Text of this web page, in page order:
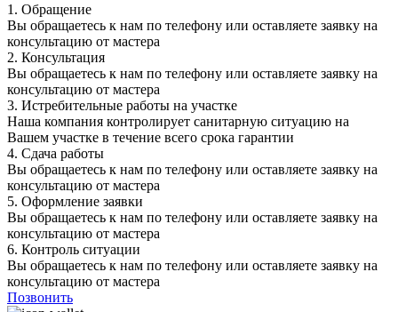
1. Обращение
Вы обращаетесь к нам по телефону или оставляете заявку на
консультацию от мастера
2. Консультация
Вы обращаетесь к нам по телефону или оставляете заявку на
консультацию от мастера
3. Истребительные работы на участке
Наша компания контролирует санитарную ситуацию на
Вашем участке в течение всего срока гарантии
4. Сдача работы
Вы обращаетесь к нам по телефону или оставляете заявку на
консультацию от мастера
5. Оформление заявки
Вы обращаетесь к нам по телефону или оставляете заявку на
консультацию от мастера
6. Контроль ситуации
Вы обращаетесь к нам по телефону или оставляете заявку на
консультацию от мастера
Позвонить